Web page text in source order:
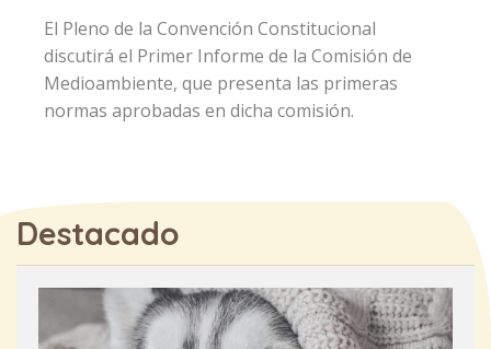
El Pleno de la Convención Constitucional
discutirá el Primer Informe de la Comisión de
Medioambiente, que presenta las primeras
normas aprobadas en dicha comisión.
Destacado